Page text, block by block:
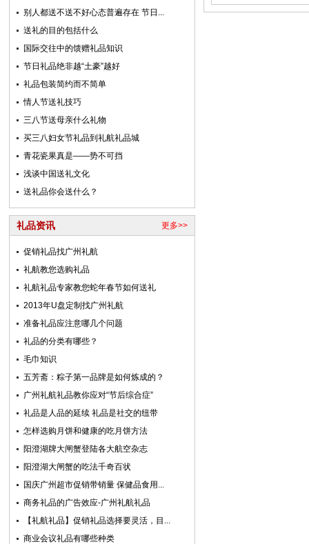
别人都送不送不好心态普遍存在 节日...
送礼的目的包括什么
国际交往中的馈赠礼品知识
节日礼品绝非越“土豪”越好
礼品包装简约而不简单
情人节送礼技巧
三八节送母亲什么礼物
买三八妇女节礼品到礼航礼品城
青花瓷果真是——势不可挡
浅谈中国送礼文化
送礼品你会送什么？
更多>>
礼品资讯
促销礼品找广州礼航
礼航教您选购礼品
礼航礼品专家教您蛇年春节如何送礼
2013年U盘定制找广州礼航
准备礼品应注意哪几个问题
礼品的分类有哪些？
毛巾知识
五芳斋：粽子第一品牌是如何炼成的？
广州礼航礼品教你应对“节后综合症”
礼品是人品的延续 礼品是社交的纽带
怎样选购月饼和健康的吃月饼方法
阳澄湖牌大闸蟹登陆各大航空杂志
阳澄湖大闸蟹的吃法千奇百状
国庆广州超市促销带销量 保健品食用...
商务礼品的广告效应-广州礼航礼品
【礼航礼品】促销礼品选择要灵活，目...
商业会议礼品有哪些种类